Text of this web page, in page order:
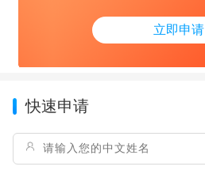
立即申请
快速申请